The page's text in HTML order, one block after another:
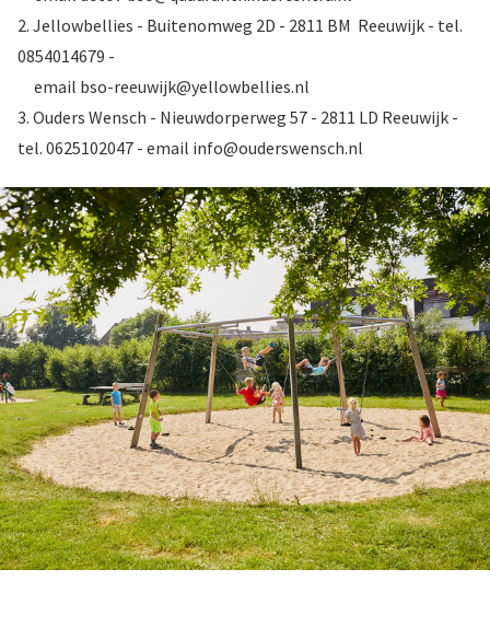
2. Jellowbellies - Buitenomweg 2D - 2811 BM Reeuwijk - tel.
0854014679 -
email bso-reeuwijk@yellowbellies.nl
3. Ouders Wensch - Nieuwdorperweg 57 - 2811 LD Reeuwijk -
tel. 0625102047 - email info@ouderswensch.nl